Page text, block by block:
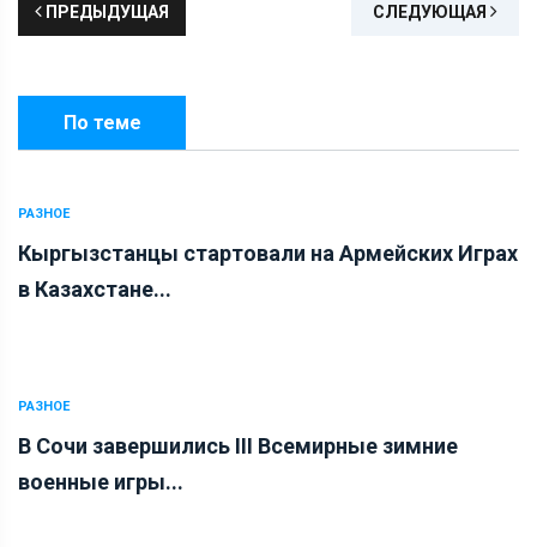
ПРЕДЫДУЩАЯ СЛЕДУЮЩАЯ
По теме
РАЗНОЕ
Кыргызстанцы стартовали на Армейских Играх
в Казахстане...
РАЗНОЕ
В Сочи завершились III Всемирные зимние
военные игры...